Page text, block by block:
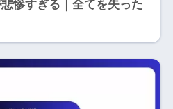
惨すぎる｜全てを失った